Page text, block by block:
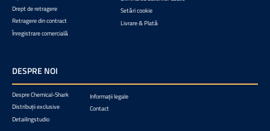
Drept de retragere
Retragere din contract
Înregistrare comercială
Setări cookie
Livrare & Plată
DESPRE NOI
Despre Chemical-Shark
Distribuții exclusive
Detailingstudio
Informații legale
Contact